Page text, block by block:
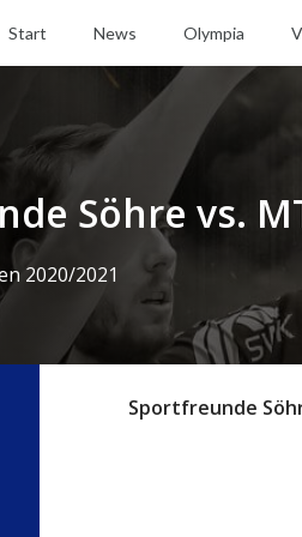
Start News Olympia
Söhre vs.
2020/2021
Sportfreunde